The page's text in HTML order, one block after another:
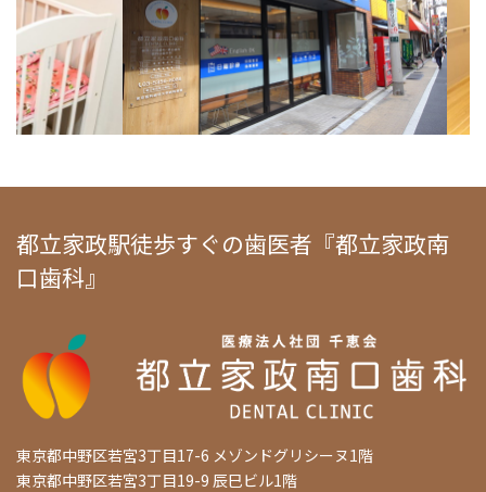
都立家政駅徒歩すぐの歯医者『都立家政南
口歯科』
東京都中野区若宮3丁目17-6 メゾンドグリシーヌ1階
東京都中野区若宮3丁目19-9 辰巳ビル1階